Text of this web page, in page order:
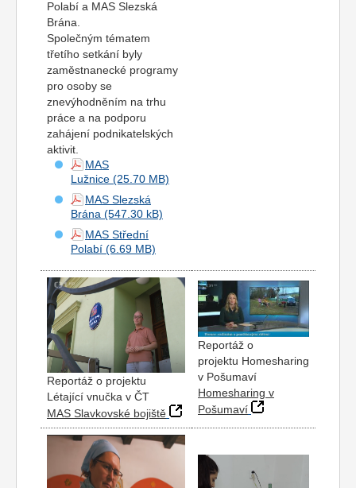
Polabí a MAS Slezská
Brána.
Společným tématem
třetího setkání byly
zaměstnanecké programy
pro osoby se
znevýhodněním na trhu
práce a na podporu
zahájení podnikatelských
aktivit.
MAS
Lužnice
MAS Slezská
Brána
MAS Střední
Polabí
Reportáž o projektu
Létající vnučka v ČT
MAS Slavkovské bojiště
Reportáž o
projektu Homesharing
v Pošumaví
Homesharing v
Pošumaví